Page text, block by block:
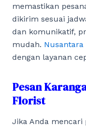
memastikan
dikirim sesuai
dan komunikatif,
mudah.
dengan layanan
Pesan
Florist
Jika Anda mencari